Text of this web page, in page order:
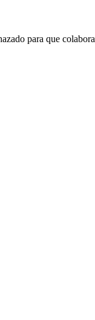
para que